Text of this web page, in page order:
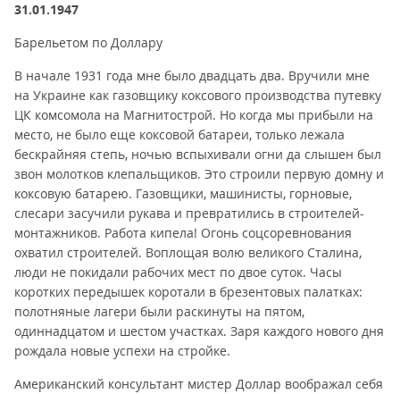
31.01.1947
Барельетом по Доллару
В начале 1931 года мне было двадцать два. Вручили мне
на Украине как газовщику коксового производства путевку
ЦК комсомола на Магнитострой. Но когда мы прибыли на
место, не было еще коксовой батареи, только лежала
бескрайняя степь, ночью вспыхивали огни да слышен был
звон молотков клепальщиков. Это строили первую домну и
коксовую батарею. Газовщики, машинисты, горновые,
слесари засучили рукава и превратились в строителей-
монтажников. Работа кипела! Огонь соцсоревнования
охватил строителей. Воплощая волю великого Сталина,
люди не покидали рабочих мест по двое суток. Часы
коротких передышек коротали в брезентовых палатках:
полотняные лагери были раскинуты на пятом,
одиннадцатом и шестом участках. Заря каждого нового дня
рождала новые успехи на стройке.
Американский консультант мистер Доллар воображал себя